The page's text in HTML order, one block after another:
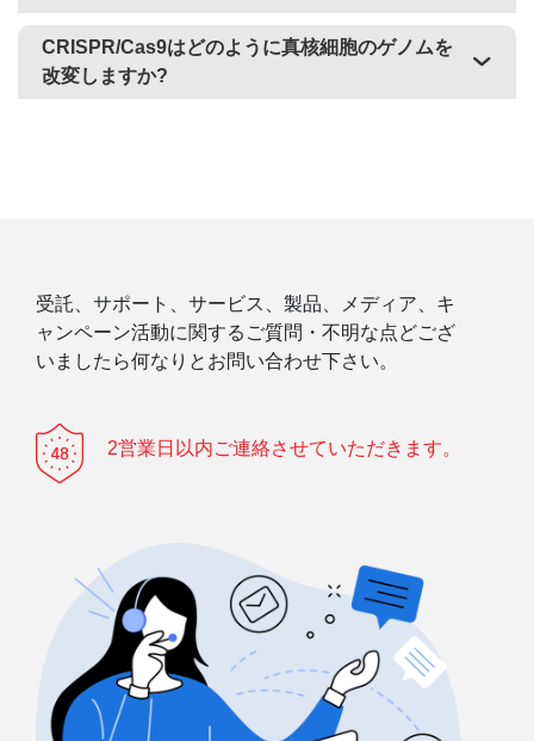
CRISPR/Cas9はどのように真核細胞のゲノムを
改変しますか?
受託、サポート、サービス、製品、メディア、キ
ャンペーン活動に関するご質問・不明な点どござ
いましたら何なりとお問い合わせ下さい。
2営業日以内ご連絡させていただきます。